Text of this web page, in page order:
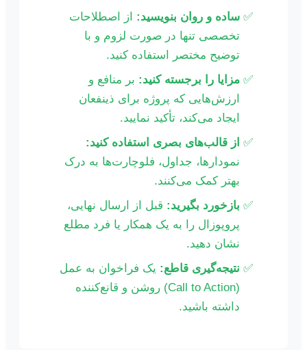
ساده و روان بنویسید:از اصطلاحات
تخصصی تنها در صورت لزوم و با
توضیح مختصر استفاده کنید.
مزایا را برجسته کنید:بر منافع و
ارزش‌هایی که پروژه برای ذینفعان
ایجاد می‌کند، تأکید نمایید.
از قالب‌های بصری استفاده کنید:
نمودارها، جداول، فلوچارت‌ها به درک
بهتر کمک می‌کنند.
بازخورد بگیرید:قبل از ارسال نهایی،
پروپوزال را به یک همکار یا فرد مطلع
نشان دهید.
نتیجه‌گیری قاطع:یک فراخوان به عمل
(Call to Action) روشن و قانع‌کننده
داشته باشید.